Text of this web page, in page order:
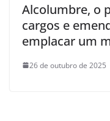
Alcolumbre, o
cargos e
emplacar um
26 de outubro de 2025